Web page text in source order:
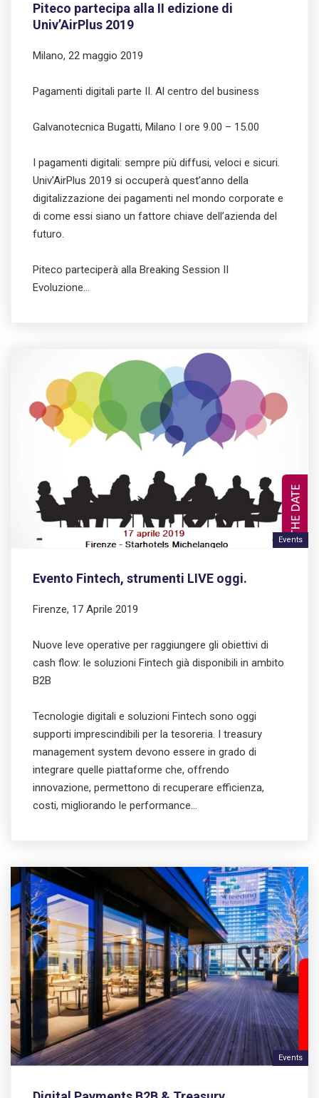
Piteco partecipa alla II edizione di
Univ’AirPlus 2019
Milano, 22 maggio 2019
Pagamenti digitali parte II. Al centro del business
Galvanotecnica Bugatti, Milano I ore 9.00 – 15.00
I pagamenti digitali: sempre più diffusi, veloci e sicuri.
Univ’AirPlus 2019 si occuperà quest’anno della
digitalizzazione dei pagamenti nel mondo corporate e
di come essi siano un fattore chiave dell’azienda del
futuro.
Piteco parteciperà alla Breaking Session II
Evoluzione…
Events
Evento Fintech, strumenti LIVE oggi.
Firenze, 17 Aprile 2019
Nuove leve operative per raggiungere gli obiettivi di
cash flow: le soluzioni Fintech già disponibili in ambito
B2B
Tecnologie digitali e soluzioni Fintech sono oggi
supporti imprescindibili per la tesoreria. I treasury
management system devono essere in grado di
integrare quelle piattaforme che, offrendo
innovazione, permettono di recuperare efficienza,
costi, migliorando le performance…
Events